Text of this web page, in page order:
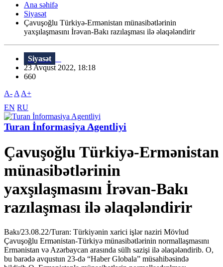
Ana səhifə
Siyasət
Çavuşoğlu Türkiyə-Ermənistan münasibətlərinin
yaxşılaşmasını İrəvan-Bakı razılaşması ilə əlaqələndirir
Siyasət
23 Avqust 2022, 18:18
660
A- A A+
EN RU
Turan İnformasiya Agentliyi
Çavuşoğlu Türkiyə-Ermənistan
münasibətlərinin
yaxşılaşmasını İrəvan-Bakı
razılaşması ilə əlaqələndirir
Bakı/23.08.22/Turan: Türkiyənin xarici işlər naziri Mövlud
Çavuşoğlu Ermənistan-Türkiyə münasibətlərinin normallaşmasını
Ermənistan və Azərbaycan arasında sülh sazişi ilə əlaqələndirib. O,
bu barədə avqustun 23-də “Haber Globalа” müsahibəsində